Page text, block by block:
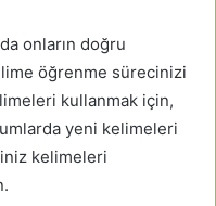
onların doğru
öğrenme sürecinizi
kullanmak için,
yeni kelimeleri
kelimeleri